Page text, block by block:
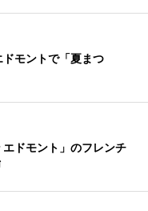
モントで「夏まつ
エドモント」のフレンチ